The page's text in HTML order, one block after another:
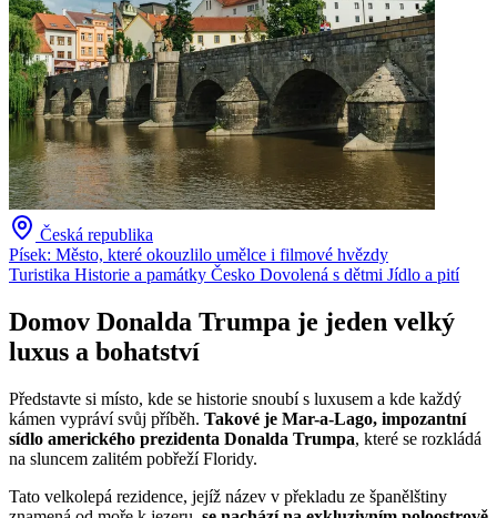
Česká republika
Písek: Město, které okouzlilo umělce i filmové hvězdy
Turistika Historie a památky Česko Dovolená s dětmi Jídlo a pití
Domov Donalda Trumpa je jeden velký
luxus a bohatství
Představte si místo, kde se historie snoubí s luxusem a kde každý
kámen vypráví svůj příběh. Takové je Mar-a-Lago, impozantní
sídlo amerického prezidenta Donalda Trumpa, které se rozkládá
na sluncem zalitém pobřeží Floridy.
Tato velkolepá rezidence, jejíž název v překladu ze španělštiny